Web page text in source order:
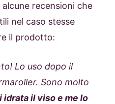
recensioni che
nel caso stesse
il prodotto:
Lo uso dopo il
Sono molto
idrata il viso e me lo